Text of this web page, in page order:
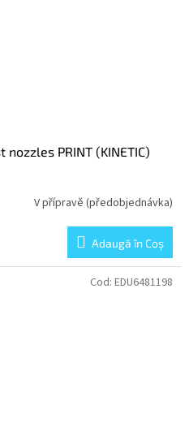
PRINT (KINETIC)
V přípravě (předobjednávka)
Adaugă în Coş
Cod: EDU6481198